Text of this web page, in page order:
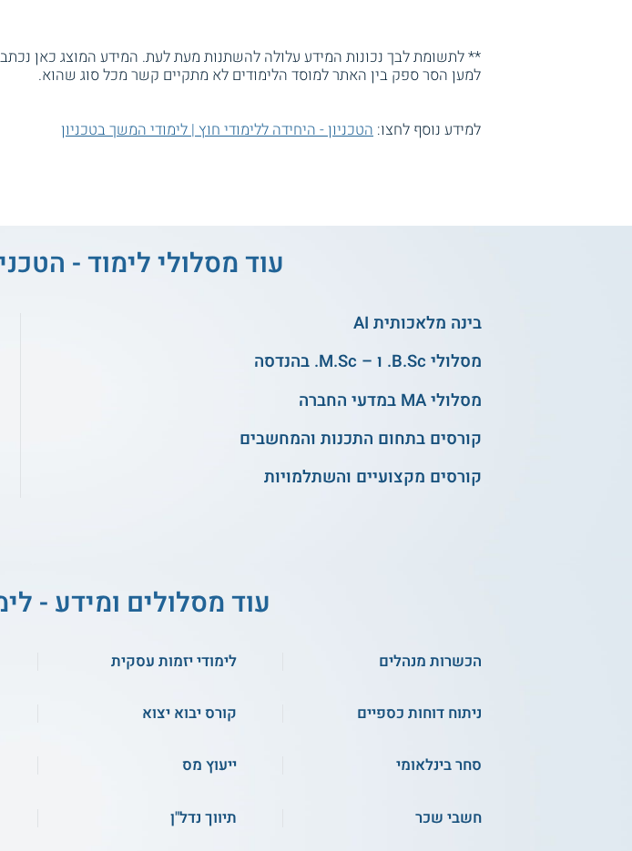
** לתשומת לבך נכונות המידע עלולה להשתנות מעת לעת. המידע המוצג כאן נכתב
למען הסר ספק בין האתר למוסד הלימודים לא מתקיים קשר מכל סוג שהוא.
למידע נוסף לחצו: הטכניון - היחידה ללימודי חוץ | לימודי המשך בטכניון
עוד מסלולי לימוד -
בינה מלאכותית AI
מסלולי B.Sc. ו – M.Sc. בהנדסה
מסלולי MA במדעי החברה
קורסים בתחום התכנות והמחשבים
קורסים מקצועיים והשתלמויות
עוד מסלולים ומידע -
הכשרות מנהלים לימודי יזמות עסקית
ניתוח דוחות כספיים קורס יבוא יצוא
סחר בינלאומי ייעוץ מס
חשבי שכר תיווך נדל"ן